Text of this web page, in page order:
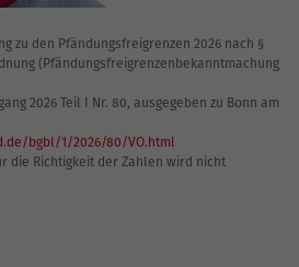
zu den Pfändungsfreigrenzen 2026 nach §
(Pfändungsfreigrenzenbekanntmachung
2026 Teil I Nr. 80, ausgegeben zu Bonn am
bgbl/1/2026/80/VO.html
die Richtigkeit der Zahlen wird nicht